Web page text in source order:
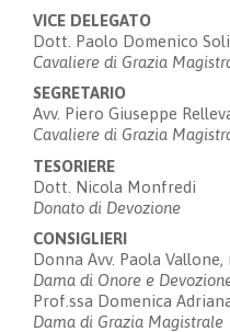
VICE DELEGATO
Dott. Paolo Domenico
Cavaliere di Grazia
SEGRETARIO
Avv. Piero Giuseppe
Cavaliere di Grazia
TESORIERE
Dott. Nicola Monfredi
Donato di Devozione
CONSIGLIERI
Donna Avv. Paola
Dama di Onore e
Prof.ssa Domenica
Dama di Grazia Magistrale